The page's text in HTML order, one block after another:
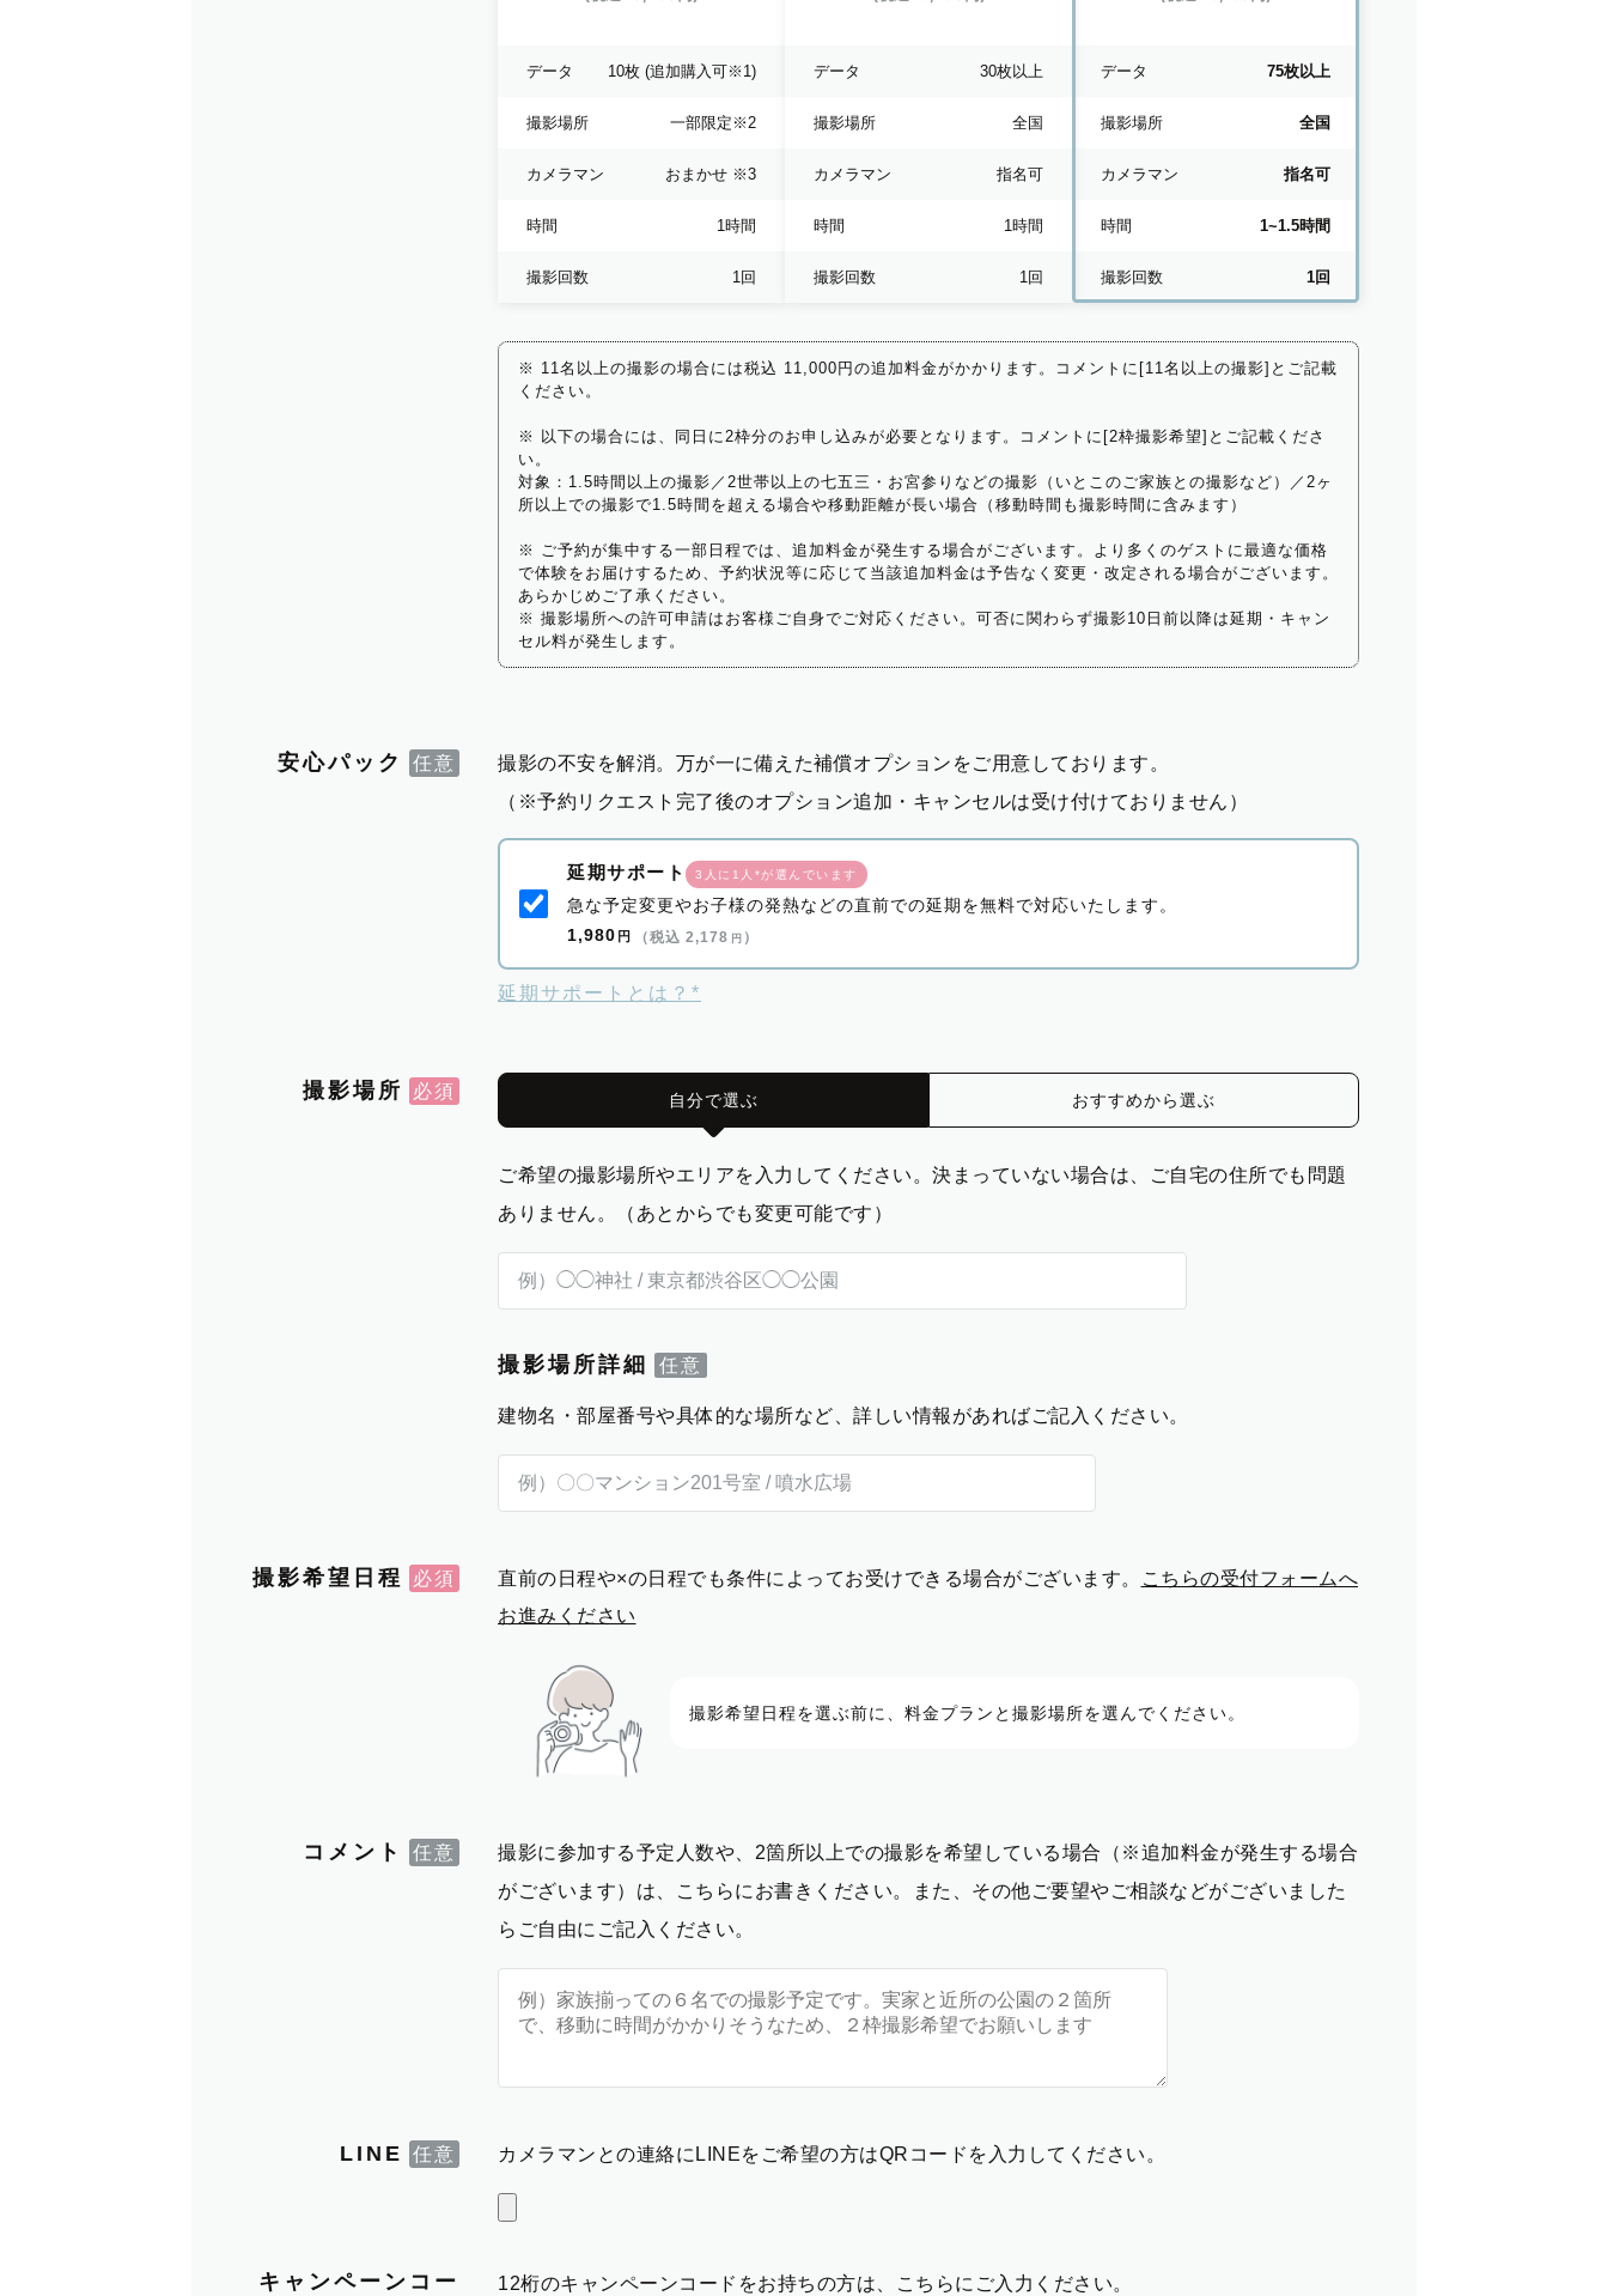
データ 10枚 (追加購入可※1)
撮影場所 一部限定 ※2
カメラマン おまかせ ※3
時間 1時間
撮影回数 1回
データ 30枚以上
撮影場所 全国
カメラマン 指名可
時間 1時間
撮影回数 1回
データ 75枚以上
撮影場所 全国
カメラマン 指名可
時間 1~1.5時間
撮影回数 1回
※ 11名以上の撮影の場合には税込 11,000円の追加料金がかかります。コメントに[11名以上の撮影]とご記載
ください。
※ 以下の場合には、同日に2枠分のお申し込みが必要となります。コメントに[2枠撮影希望]とご記載くださ
い。
対象：1.5時間以上の撮影／2世帯以上の七五三・お宮参りなどの撮影（いとこのご家族との撮影など）／2ヶ
所以上での撮影で1.5時間を超える場合や移動距離が長い場合（移動時間も撮影時間に含みます）
※ ご予約が集中する一部日程では、追加料金が発生する場合がございます。より多くのゲストに最適な価格
で体験をお届けするため、予約状況等に応じて当該追加料金は予告なく変更・改定される場合がございます。
あらかじめご了承ください。
※ 撮影場所への許可申請はお客様ご自身でご対応ください。可否に関わらず撮影10日前以降は延期・キャン
セル料が発生します。
安心パック
撮影の不安を解消。万が一に備えた補償オプションをご用意しております。
（※予約リクエスト完了後のオプション追加・キャンセルは受け付けておりません）
延期サポート 3人に1人*が選んでいます
急な予定変更やお子様の発熱などの直前での延期を無料で対応いたします。
1,980 円 （税込 2,178 円 ）
延期サポートとは？*
撮影場所 自分で選ぶ おすすめから選ぶ
ご希望の撮影場所やエリアを入力してください。決まっていない場合は、ご自宅の住所でも問題
ありません。（あとからでも変更可能です）
撮影場所詳細
建物名・部屋番号や具体的な場所など、詳しい情報があればご記入ください。
撮影希望日程 直前の日程や×の日程でも条件によってお受けできる場合がございます。
こちらの受付フォームへ
お進みください
撮影希望日程を選ぶ前に、料金プランと撮影場所を選んでください。
コメント
撮影に参加する予定人数や、2箇所以上での撮影を希望している場合（※追加料金が発生する場合
がございます）は、こちらにお書きください。また、その他ご要望やご相談などがございました
らご自由にご記入ください。
LINE カメラマンとの連絡にLINEをご希望の方はQRコードを入力してください。
キャンペーンコー 12桁のキャンペーンコードをお持ちの方は、こちらにご入力ください。